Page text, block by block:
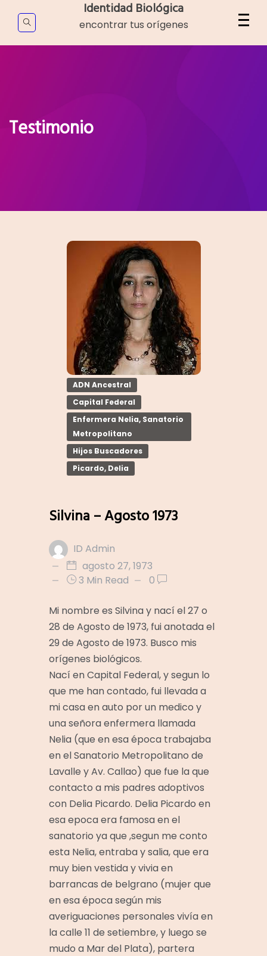
content
Identidad Biológica
encontrar tus orígenes
Testimonio
ADN Ancestral
Capital Federal
Enfermera Nelia, Sanatorio
Metropolitano
Hijos Buscadores
Picardo, Delia
Silvina – Agosto 1973
ID Admin
agosto 27, 1973
3 Min Read
0
Mi nombre es Silvina y nací el 27 o
28 de Agosto de 1973, fui anotada el
29 de Agosto de 1973. Busco mis
orígenes biológicos.
Nací en Capital Federal, y segun lo
que me han contado, fui llevada a
mi casa en auto por un medico y
una señora enfermera llamada
Nelia (que en esa época trabajaba
en el Sanatorio Metropolitano de
Lavalle y Av. Callao) que fue la que
contacto a mis padres adoptivos
con Delia Picardo. Delia Picardo en
esa epoca era famosa en el
sanatorio ya que ,segun me conto
esta Nelia, entraba y salia, que era
muy bien vestida y vivia en
barrancas de belgrano (mujer que
en esa época según mis
averiguaciones personales vivía en
la calle 11 de setiembre, y luego se
mudo a Mar del Plata), partera